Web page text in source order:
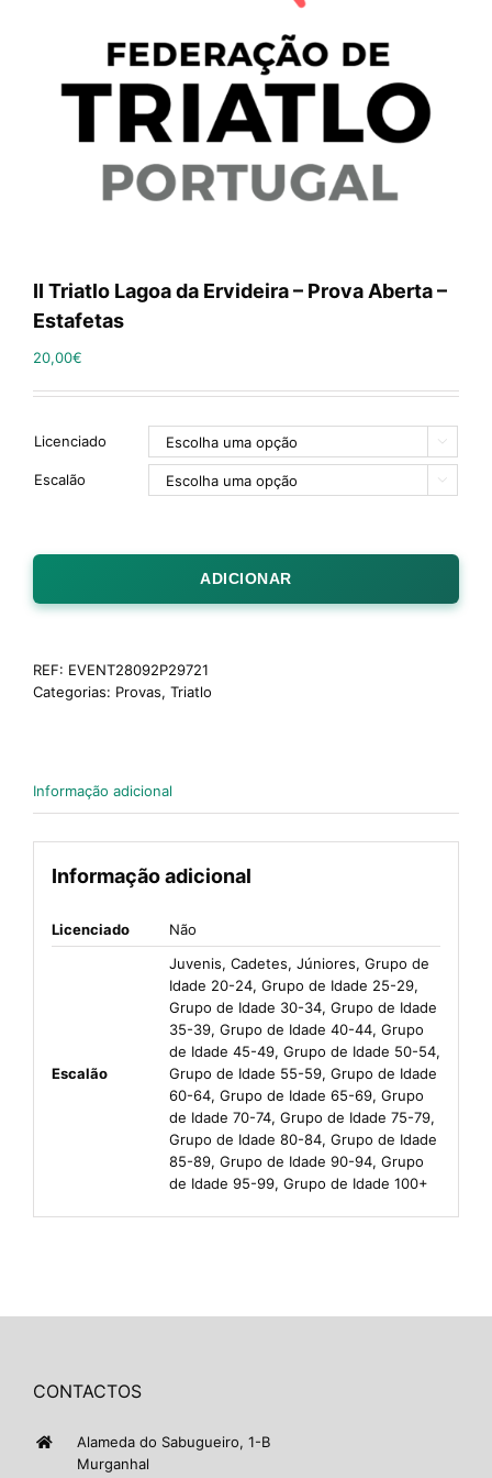
II Triatlo Lagoa da Ervideira – Prova Aberta –
Estafetas
20,00€
Licenciado 
Escalão 
ADICIONAR
REF: EVENT28092P29721
Categorias: Provas, Triatlo
Informação adicional
Informação adicional
Licenciado Não
Escalão
Juvenis, Cadetes, Júniores, Grupo de
Idade 20-24, Grupo de Idade 25-29,
Grupo de Idade 30-34, Grupo de Idade
35-39, Grupo de Idade 40-44, Grupo
de Idade 45-49, Grupo de Idade 50-54,
Grupo de Idade 55-59, Grupo de Idade
60-64, Grupo de Idade 65-69, Grupo
de Idade 70-74, Grupo de Idade 75-79,
Grupo de Idade 80-84, Grupo de Idade
85-89, Grupo de Idade 90-94, Grupo
de Idade 95-99, Grupo de Idade 100+
CONTACTOS
Alameda do Sabugueiro, 1-B
Murganhal